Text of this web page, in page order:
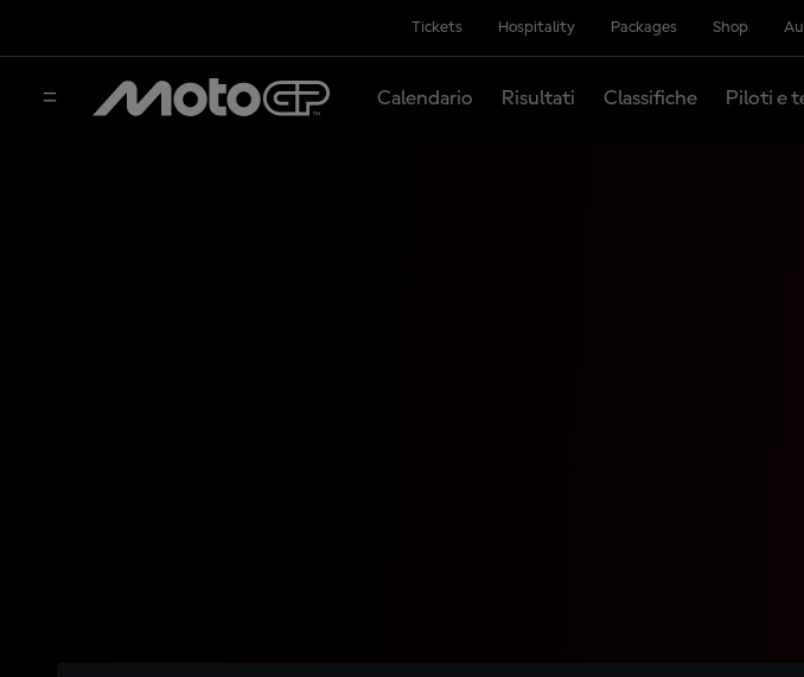
Tickets Hospitality Packages Shop
Calendario Risultati Classifiche Piloti e